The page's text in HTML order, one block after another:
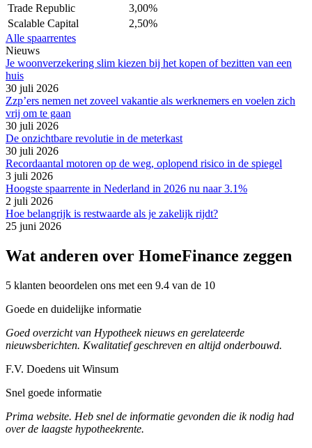
Trade Republic
3,00%
Scalable Capital
2,50%
Alle spaarrentes
Nieuws
Je woonverzekering slim kiezen bij het kopen of bezitten van een
huis
30 juli 2026
Zzp’ers nemen net zoveel vakantie als werknemers en voelen zich
vrij om te gaan
30 juli 2026
De onzichtbare revolutie in de meterkast
30 juli 2026
Recordaantal motoren op de weg, oplopend risico in de spiegel
3 juli 2026
Hoogste spaarrente in Nederland in 2026 nu naar 3.1%
2 juli 2026
Hoe belangrijk is restwaarde als je zakelijk rijdt?
25 juni 2026
Wat anderen over HomeFinance zeggen
5 klanten beoordelen ons met een 9.4 van de 10
Goede en duidelijke informatie
Goed overzicht van Hypotheek nieuws en gerelateerde
nieuwsberichten. Kwalitatief geschreven en altijd onderbouwd.
F.V. Doedens uit Winsum
Snel goede informatie
Prima website. Heb snel de informatie gevonden die ik nodig had
over de laagste hypotheekrente.